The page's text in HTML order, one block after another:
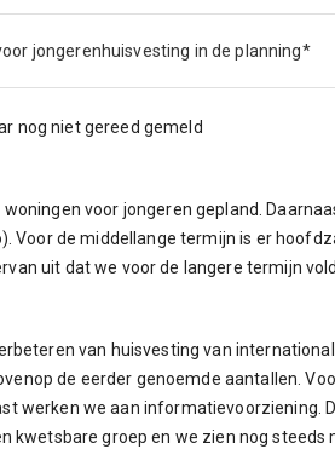
jongerenhuisvesting in de planning*
nog niet gereed gemeld
voor jongeren gepland.
Voor de middellange termijn is er
uit dat we voor de langere termijn
van huisvesting van
de eerder genoemde aantallen.
werken we aan
kwetsbare groep en we zien nog